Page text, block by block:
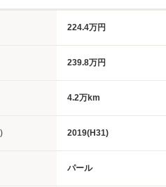
224.4万円
239.8万円
4.2万km
2019(H31)
パール